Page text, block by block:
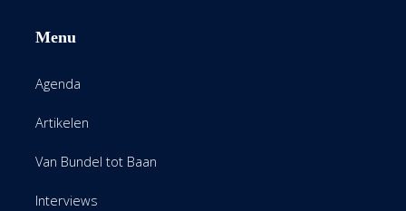
Menu
Agenda
Artikelen
Van Bundel tot Baan
Interviews